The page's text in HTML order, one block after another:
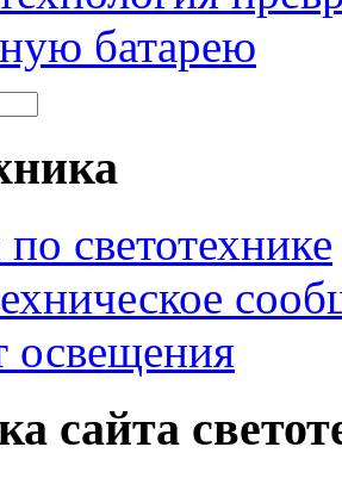
батарею
светотехнике
освещения
сайта